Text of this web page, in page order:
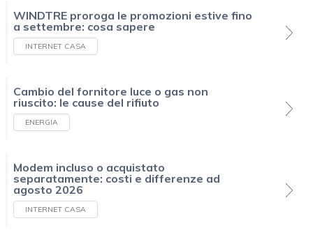
WINDTRE proroga le promozioni estive fino
a settembre: cosa sapere
INTERNET CASA
Cambio del fornitore luce o gas non
riuscito: le cause del rifiuto
ENERGIA
Modem incluso o acquistato
separatamente: costi e differenze ad
agosto 2026
INTERNET CASA